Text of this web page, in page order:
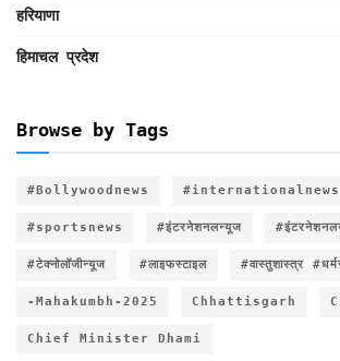
हरियाणा
हिमाचल प्रदेश
Browse by Tags
#Bollywoodnews #internationalnews
#sportsnews #इंटरनेशनलन्यूज
#टेक्नोलॉजीन्यूज #लाइफस्टाइल #वास्तुशास्त्र
-Mahakumbh-2025 Chhattisgarh
Chief Minister Dhami